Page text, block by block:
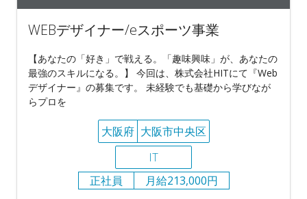
WEBデザイナー/eスポーツ事業
【あなたの「好き」で戦える。「趣味興味」が、あなたの
最強のスキルになる。】 今回は、株式会社HITにて『Web
デザイナー』の募集です。 未経験でも基礎から学びなが
らプロを
大阪府 大阪市中央区
IT
正社員
月給213,000円